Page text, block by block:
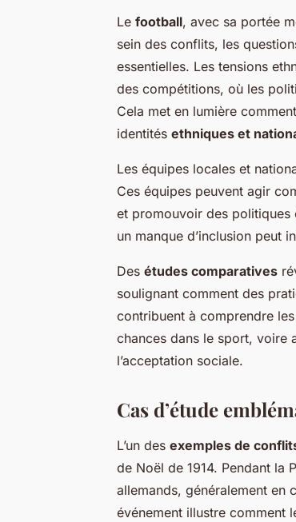
Le football, avec sa portée
sein des conflits, les
essentielles. Les tensions
des compétitions, où les
Cela met en lumière
identités ethniques et
Les équipes locales et
Ces équipes peuvent agir
et promouvoir des politiques
un manque d’inclusion peut
Des études comparatives
soulignant comment des
contribuent à comprendre
chances dans le sport, voire
l’acceptation sociale.
Cas d’étude
L’un des exemples de
de Noël de 1914. Pendant la
allemands, généralement
événement illustre comment